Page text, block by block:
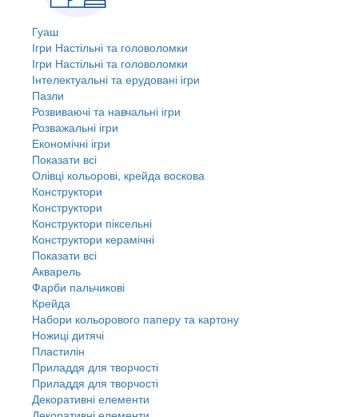
Гуаш
Ігри Настільні та головоломки
Ігри Настільні та головоломки
Інтелектуальні та ерудовані ігри
Пазли
Розвиваючі та навчальні ігри
Розважальні ігри
Економічні ігри
Показати всі
Олівці кольорові, крейда воскова
Конструктори
Конструктори
Конструктори піксельні
Конструктори керамічні
Показати всі
Акварель
Фарби пальчикові
Крейда
Набори кольорового паперу та картону
Ножиці дитячі
Пластилін
Приладдя для творчості
Приладдя для творчості
Декоративні елементи